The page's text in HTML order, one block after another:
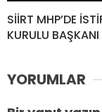
SİİRT MHP’DE
KURULU
YORUMLAR